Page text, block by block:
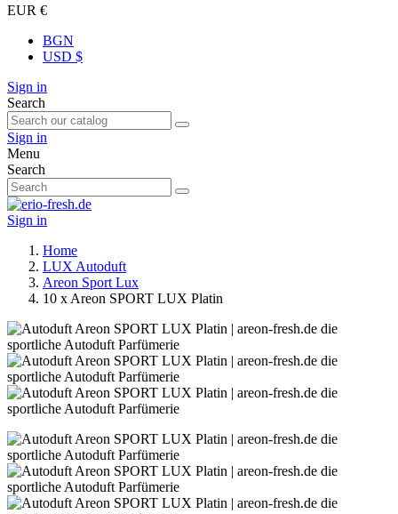
EUR €
BGN
USD $
Sign in
Search
Sign in
Menu
Search
Sign in
Home
LUX Autoduft
Areon Sport Lux
10 x Areon SPORT LUX Platin